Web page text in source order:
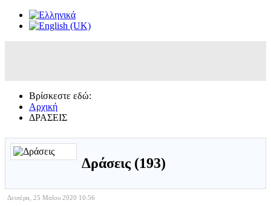
Βρίσκεστε εδώ:
Αρχική
ΔΡΑΣΕΙΣ
Δράσεις (193)
Δευτέρα, 25 Μαΐου 2020 10:56